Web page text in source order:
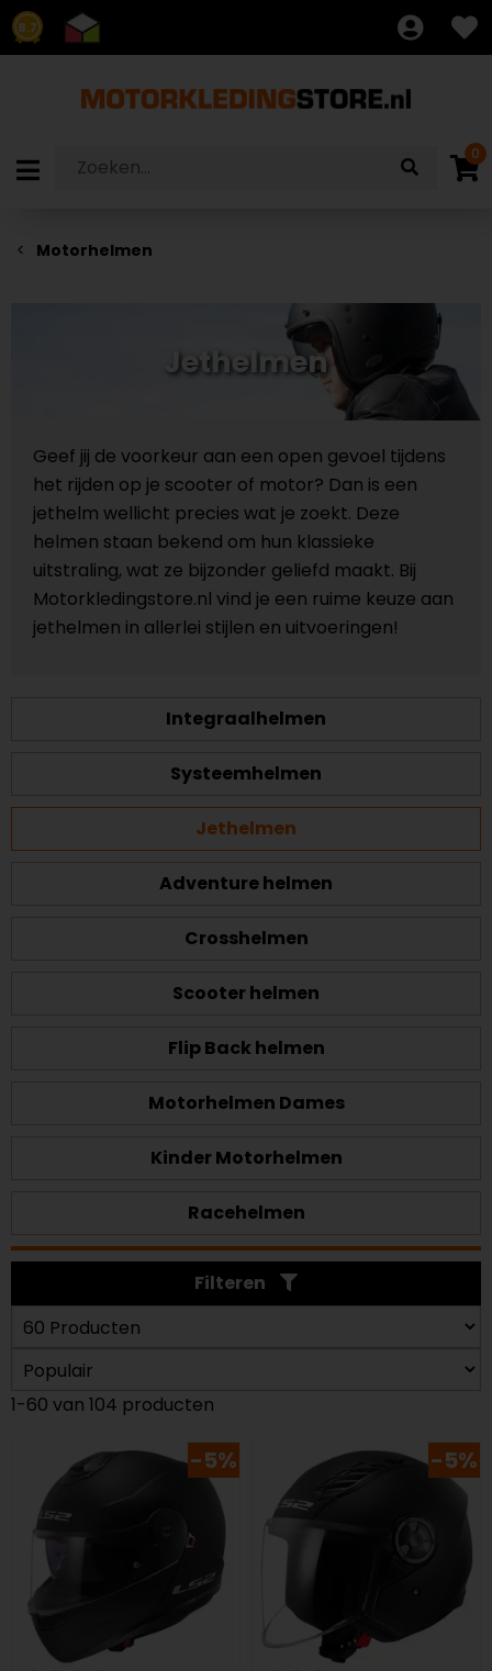
8.7
0
Motorhelmen
Jethelmen
Geef jij de voorkeur aan een open gevoel tijdens
het rijden op je scooter of motor? Dan is een
jethelm wellicht precies wat je zoekt. Deze
helmen staan bekend om hun klassieke
uitstraling, wat ze bijzonder geliefd maakt. Bij
Motorkledingstore.nl vind je een ruime keuze aan
jethelmen in allerlei stijlen en uitvoeringen!
Integraalhelmen
Systeemhelmen
Jethelmen
Adventure helmen
Crosshelmen
Scooter helmen
Flip Back helmen
Motorhelmen Dames
Kinder Motorhelmen
Racehelmen
Filteren
1-60 van 104 producten
-5% -5%